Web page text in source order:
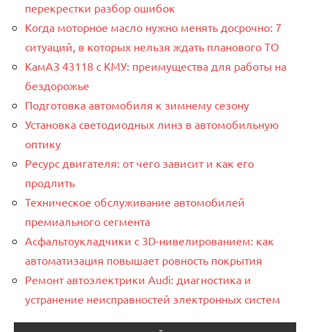
перекрестки разбор ошибок
Когда моторное масло нужно менять досрочно: 7
ситуаций, в которых нельзя ждать планового ТО
КамАЗ 43118 с КМУ: преимущества для работы на
бездорожье
Подготовка автомобиля к зимнему сезону
Установка светодиодных линз в автомобильную
оптику
Ресурс двигателя: от чего зависит и как его
продлить
Техническое обслуживание автомобилей
премиального сегмента
Асфальтоукладчики с 3D-нивелированием: как
автоматизация повышает ровность покрытия
Ремонт автоэлектрики Audi: диагностика и
устранение неисправностей электронных систем